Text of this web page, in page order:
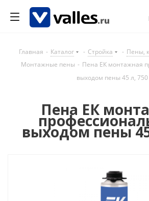
Главная - Каталог - Стройка - Пены,
Монтажные пены - Пена ЕК монтажная
выходом пены 45 л, 750
Пена ЕК
выходом пены